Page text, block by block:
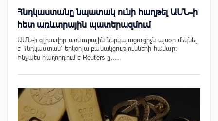
Հնդկաստանը նպատակ ունի հաղթել ԱՄՆ-ի
հետ առևտրային պատերազմում
ԱՄՆ-ի գլխավոր առևտրային ներկայացուցիչն այսօր մեկնել
է Հնդկաստան՝ երկօրյա բանակցությունների համար։
Ինչպես հաղորդում է Reuters-ը,…